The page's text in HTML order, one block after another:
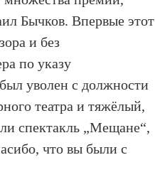
Бычков. Впервые этот
и без
по указу
уволен с должности
театра и тяжёлый,
спектакль „Мещане“,
что вы были с